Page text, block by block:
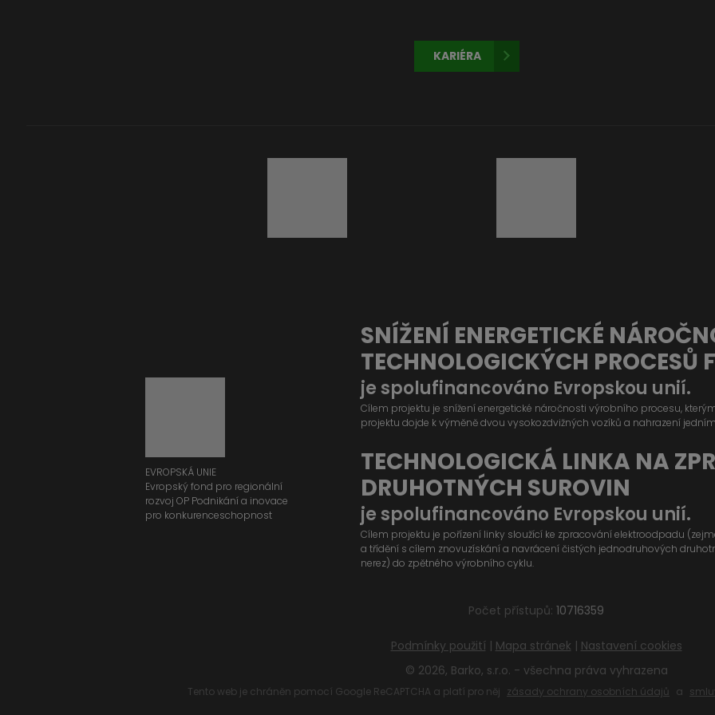
KARIÉRA
EVROPSKÁ UNIE
Evropský fond pro regionální
rozvoj OP Podnikání a inovace
pro konkurenceschopnost
SNÍŽENÍ ENERGETICKÉ
TECHNOLOGICKÝCH PROCESŮ
je spolufinancováno Evropskou unií.
Cílem projektu je snížení energetické náročnosti výrobního procesu,
projektu dojde k výměně dvou vysokozdvižných vozíků a nahrazení
TECHNOLOGICKÁ LINKA NA
DRUHOTNÝCH SUROVIN
je spolufinancováno Evropskou unií.
Cílem projektu je pořízení linky sloužící ke zpracování elektroodpadu
a třídění s cílem znovuzískání a navrácení čistých jednodruhových
nerez) do zpětného výrobního cyklu.
Počet přístupů: 10716359
© 2026, Barko, s.r.o. - všechna práva vyhrazena
Podmínky použití | Mapa stránek | Nastavení cookies
Tento web je chráněn pomocí Google ReCAPTCHA a platí pro něj zásady ochrany osobních údajů a